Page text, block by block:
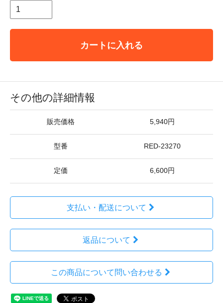
カートに入れる
その他の詳細情報
販売価格 5,940円
型番 RED-23270
定価 6,600円
支払い・配送について
返品について
この商品について問い合わせる